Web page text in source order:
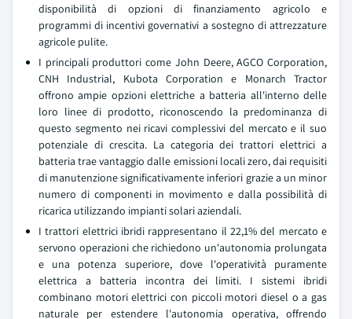
disponibilità di opzioni di finanziamento agricolo e
programmi di incentivi governativi a sostegno di attrezzature
agricole pulite.
I principali produttori come John Deere, AGCO Corporation,
CNH Industrial, Kubota Corporation e Monarch Tractor
offrono ampie opzioni elettriche a batteria all'interno delle
loro linee di prodotto, riconoscendo la predominanza di
questo segmento nei ricavi complessivi del mercato e il suo
potenziale di crescita. La categoria dei trattori elettrici a
batteria trae vantaggio dalle emissioni locali zero, dai requisiti
di manutenzione significativamente inferiori grazie a un minor
numero di componenti in movimento e dalla possibilità di
ricarica utilizzando impianti solari aziendali.
I trattori elettrici ibridi rappresentano il 22,1% del mercato e
servono operazioni che richiedono un'autonomia prolungata
e una potenza superiore, dove l'operatività puramente
elettrica a batteria incontra dei limiti. I sistemi ibridi
combinano motori elettrici con piccoli motori diesel o a gas
naturale per estendere l'autonomia operativa, offrendo